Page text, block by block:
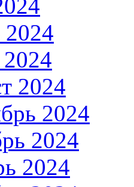
2024
2024
2024
2024